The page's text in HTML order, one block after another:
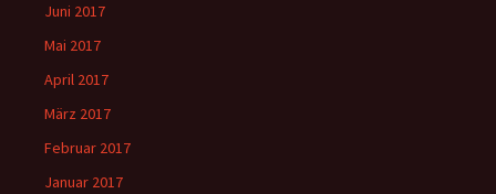
Juni 2017
Mai 2017
April 2017
März 2017
Februar 2017
Januar 2017